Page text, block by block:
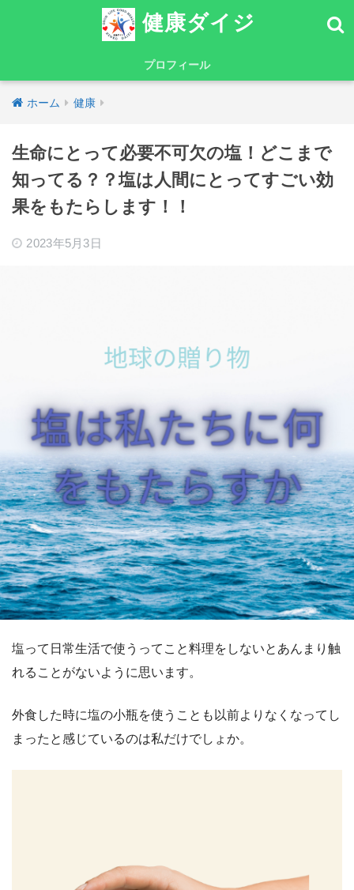
健康ダイジ
プロフィール
ホーム 健康
生命にとって必要不可欠の塩！どこまで
知ってる？？塩は人間にとってすごい効
果をもたらします！！
2023年5月3日
塩って日常生活で使うってこと料理をしないとあんまり触
れることがないように思います。
外食した時に塩の小瓶を使うことも以前よりなくなってし
まったと感じているのは私だけでしょか。